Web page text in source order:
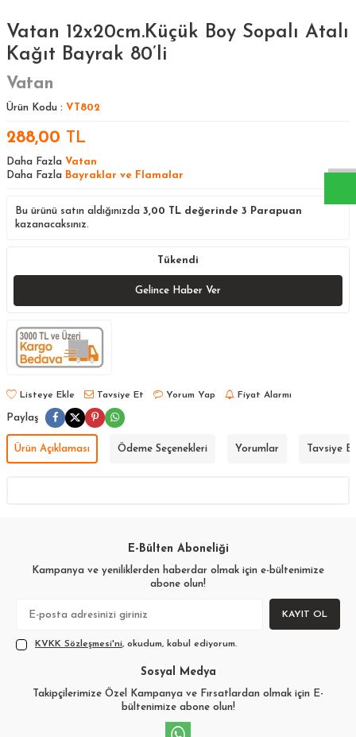
Vatan 12x20cm.Küçük Boy Sopalı Atalı
Kağıt Bayrak 80’li
Vatan
Ürün Kodu : VT802
288,00 TL
Daha Fazla Vatan
Daha Fazla Bayraklar ve Flamalar
Bu ürünü satın aldığınızda 3,00 TL değerinde 3 Parapuan
kazanacaksınız.
Tükendi
Gelince Haber Ver
Listeye Ekle Tavsiye Et Yorum Yap Fiyat Alarmı
Paylaş
Ürün Açıklaması Ödeme Seçenekleri Yorumlar Tavsiye
E-Bülten Aboneliği
Kampanya ve yeniliklerden haberdar olmak için e-bültenimize
abone olun!
KAYIT OL
KVKK Sözleşmesi'ni, okudum, kabul ediyorum.
Sosyal Medya
Takipçilerimize Özel Kampanya ve Fırsatlardan olmak için E-
bültenimize abone olun!